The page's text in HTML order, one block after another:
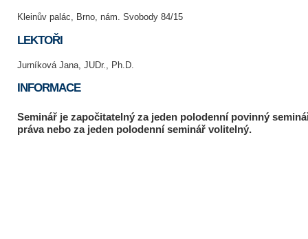
Kleinův palác, Brno, nám. Svobody 84/15
LEKTOŘI
Jurníková Jana, JUDr., Ph.D.
INFORMACE
Seminář je započitatelný za jeden polodenní povinný
práva nebo za jeden polodenní seminář volitelný.